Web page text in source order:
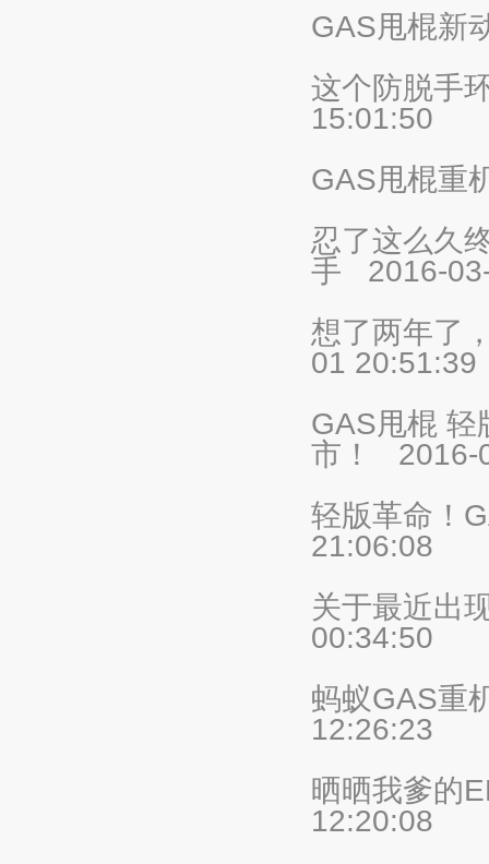
GAS甩棍新
这个防脱手
15:01:50
GAS甩棍重
忍了这么久
手
2016-
想了两年了
01
GAS甩棍 轻
市！
轻版革命！
21:06:08
关于最近出
00:34:50
蚂蚁GAS重
12:26:23
晒晒我爹的
12:20:08